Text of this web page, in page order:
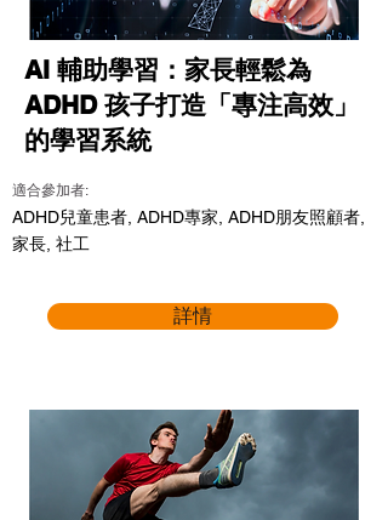
AI 輔助學習：家長輕鬆為
ADHD 孩子打造「專注高效」
的學習系統
適合參加者:
ADHD兒童患者, ADHD專家, ADHD朋友照顧者,
家長, 社工
詳情